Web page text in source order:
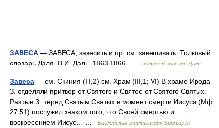
ЗАВЕСА — ЗАВЕСА, завесить и пр. см. завешивать. Толковый
словарь Даля. В.И. Даль. 1863 1866 …
Толковый словарь Даля
Завеса — см. Скиния (III,2) см. Храм (III,1; VI) В храме Ирода
З. отделяли притвор от Святого и Святое от Святого Святых.
Разрыв З. перед Святым Святых в момент смерти Иисуса (Мф
27:51) послужил знаком того, что Своей смертью и
воскресением Иисус… …
Библейская энциклопедия Брокгауза